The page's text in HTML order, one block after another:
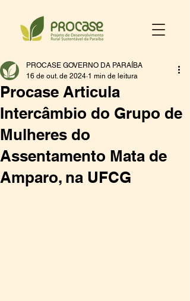
Procase Articula
Intercâmbio do Grupo de
Mulheres do
Assentamento Mata de
Amparo, na UFCG
PROCASE GOVERNO DA PARAÍBA
16 de out. de 2024 1 min de leitura